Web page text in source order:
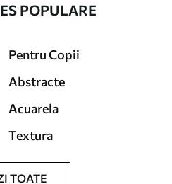
POPULARE
Pentru Copii
Abstracte
Acuarela
Textura
TOATE